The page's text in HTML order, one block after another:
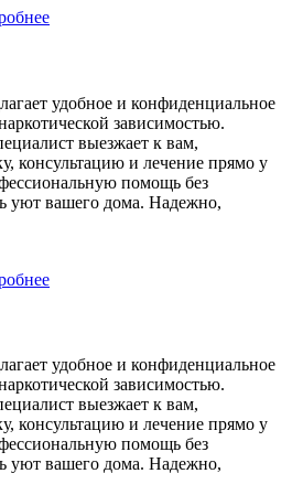
удобное и конфиденциальное
зависимостью.
выезжает к вам,
консультацию и лечение прямо у
помощь без
уют вашего дома. Надежно,
удобное и конфиденциальное
зависимостью.
выезжает к вам,
консультацию и лечение прямо у
помощь без
уют вашего дома. Надежно,